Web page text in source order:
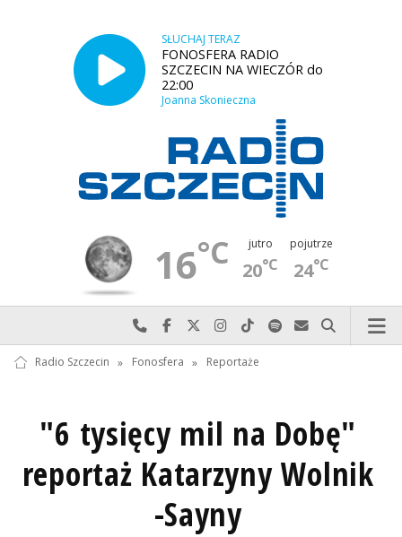
SŁUCHAJ TERAZ
FONOSFERA RADIO
SZCZECIN NA WIECZÓR do
22:00
Joanna Skonieczna
16°C jutro
20°C
pojutrze
24°C
Najlepiej po prostu do nas zadzwoń
Odwiedź nas na Facebook-u
Odwiedź nas na X
Odwiedź nas na Instagram-ie
Odwiedź nas na TikTok-u
Szukaj nas na Spotify
Wyślij do nas
Szukaj
Radio Szczecin » Fonosfera » Reportaże
"6 tysięcy mil na Dobę"
reportaż Katarzyny Wolnik
-Sayny